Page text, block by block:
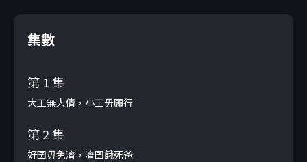
集數
第 1 集
大工無人倩，小工毋願行
第 2 集
好囝毋免濟，濟囝餓死爸